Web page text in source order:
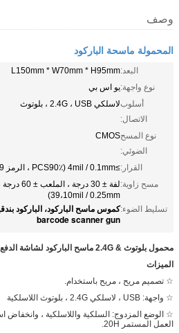
وصف
المحمولة ماسحة الباركود
البعد:L150mm * W70mm * H95mm
نوع واجهة:يو اس بي
أسلوب
الاتصال:
لاسلكي 2.4G ، USB ، بلوتوث
نوع المسح
الضوئي:
CMOS
القرار:≥4mil / 0.1mm (PCS90٪ ، الرمز 39)
مسح زاوية:
39،10mil / 0.25mm)
تسليط الضوء:كموس ماسح الباركود، الباركود
barcode scanner gun
محمول بلوتوث & 2.4G ماسح الباركود لشاشة الدفع CMOS مسح نوع DS6100B
الميزات
☆ تصميم مريح ، مريح باستخدام.
☆ واجهة: USB ، لاسلكي 2.4G ، بلوتوث اللاسلكية
☆ الوضع المزدوج: السلكية واللاسلكية ، وانخفاض
العمل المستمر 20H.